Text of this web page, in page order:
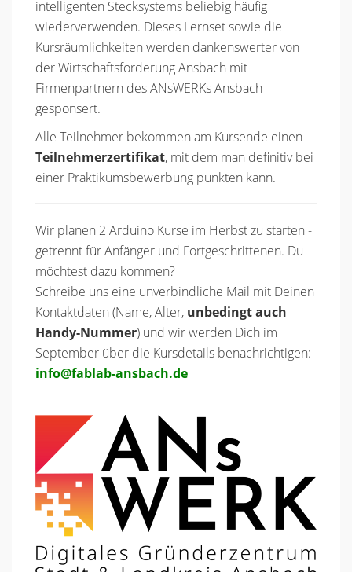
intelligenten Stecksystems beliebig häufig
wiederverwenden. Dieses Lernset sowie die
Kursräumlichkeiten werden dankenswerter von
der Wirtschaftsförderung Ansbach mit
Firmenpartnern des ANsWERKs Ansbach
gesponsert.
Alle Teilnehmer bekommen am Kursende einen
Teilnehmerzertifikat, mit dem man definitiv bei
einer Praktikumsbewerbung punkten kann.
Wir planen 2 Arduino Kurse im Herbst zu starten -
getrennt für Anfänger und Fortgeschrittenen. Du
möchtest dazu kommen?
Schreibe uns eine unverbindliche Mail mit Deinen
Kontaktdaten (Name, Alter, unbedingt auch
Handy-Nummer) und wir werden Dich im
September über die Kursdetails benachrichtigen:
info@fablab-ansbach.de